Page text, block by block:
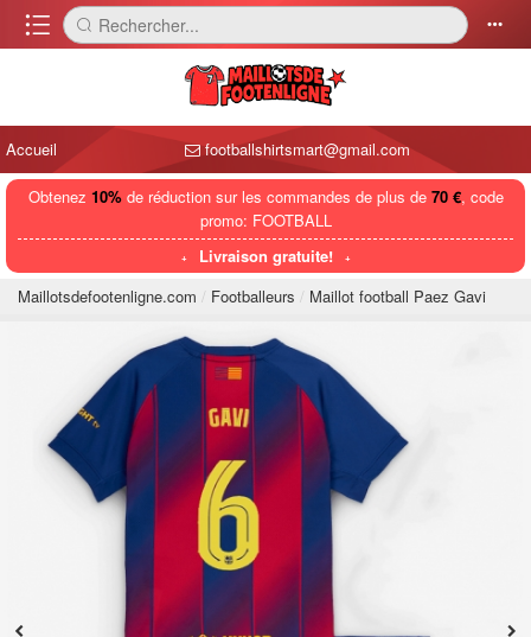
󰈍 󰅼 Rechercher... 󰄒
Accueil footballshirtsmart@gmail.com
Obtenez 10%de réduction sur les commandes de plus de 70 €, code
promo: FOOTBALL
Livraison gratuite!
Maillotsdefootenligne.com
Footballeurs Maillot football Paez Gavi